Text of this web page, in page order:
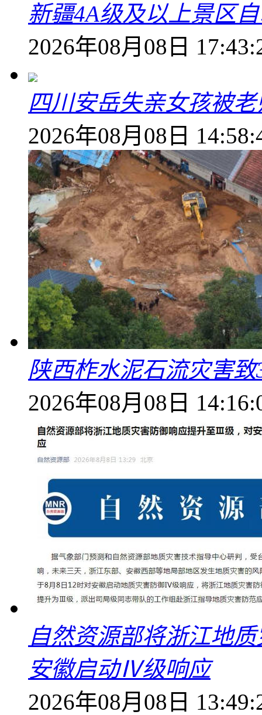
新疆4A级及以上景区
2026年08月08日
四川安岳失亲女孩被
2026年08月08日
陕西柞水泥石流灾害
2026年08月08日
自然资源部将浙江地
安徽启动Ⅳ级响应
2026年08月08日